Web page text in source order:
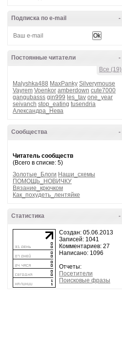
-
Подписка по e-mail
-
Постоянные читатели
Все (19)
Malyshka488 MaxPanky Silverymouse
Vayrem Voenkor amberdown cute7000
gangubasss gin999 les_tav one_year
seivanch stop_eating tusendria
Александра_Нева
-
Сообщества
Читатель сообществ
(Всего в списке: 5)
Золотые_Блоги Наши_схемы
ПОМОЩЬ_НОВИЧКУ
Вязание_крючком
Как_похудеть_лентяйке
-
Статистика
Создан: 05.06.2013
Записей: 1041
Комментариев: 27
Написано: 1096
Отчеты:
Посетители
Поисковые фразы